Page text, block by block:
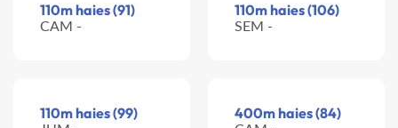
110m haies (91)
CAM -
110m haies (106)
SEM -
110m haies (99) 400m haies (84)